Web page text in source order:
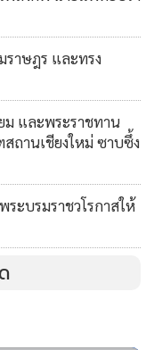
าว ไม่ต้องตามหา
น
ราษฎร และทรง
ม และพระราชทาน
ถานเชียงใหม่ ซาบซึ้ง
ะบรมราชวโรกาสให้